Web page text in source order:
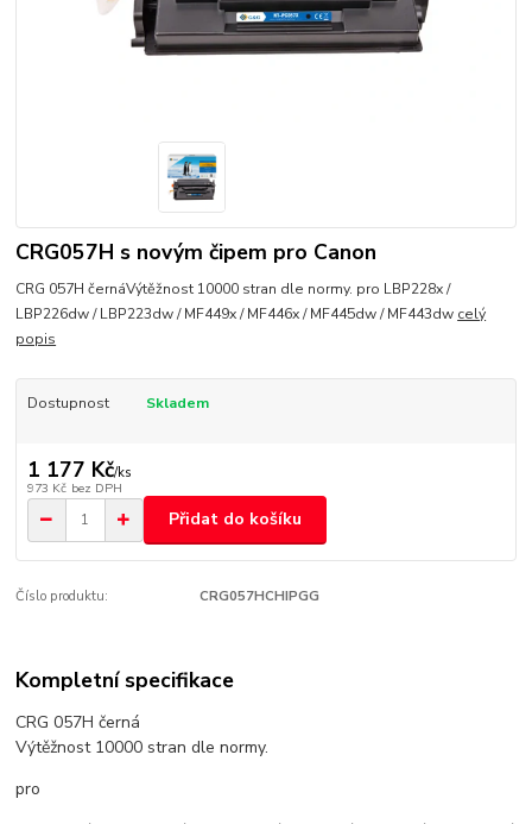
CRG057H s novým čipem pro Canon
CRG 057H černáVýtěžnost 10000 stran dle normy. pro LBP228x /
LBP226dw / LBP223dw / MF449x / MF446x / MF445dw / MF443dw celý
popis
Dostupnost Skladem
1 177 Kč/ks
973 Kč bez DPH
Přidat do košíku
Číslo produktu: CRG057HCHIPGG
Kompletní specifikace
CRG 057H černá
Výtěžnost 10000 stran dle normy.
pro